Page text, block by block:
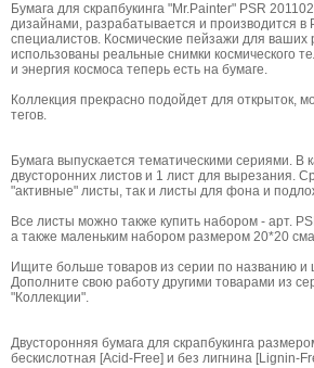
Бумага для скрапбукинга "Mr.Painter" PSR
дизайнами, разрабатывается и производится в
специалистов. Космические пейзажи для ваших
использованы реальные снимки космического
и энергия космоса теперь есть на бумаге.
Коллекция прекрасно подойдет для открыток,
тегов.
Бумага выпускается тематическими сериями. В
двусторонних листов и 1 лист для вырезания.
"активные" листы, так и листы для фона и
Все листы можно также купить набором - арт.
а также маленьким набором размером 20*20
Ищите больше товаров из серии по названию и
Дополните свою работу другими товарами из
"Коллекции".
Двусторонняя бумага для скрапбукинга
бескислотная [Acid-Free] и без лигнина [Lignin-